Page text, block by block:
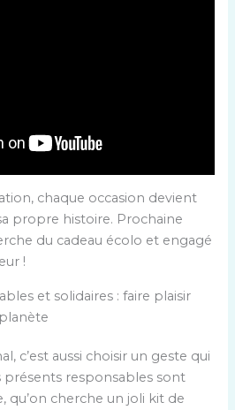
chaque occasion devient
propre histoire. Prochaine
du cadeau écolo et engagé
!
et solidaires : faire plaisir
c’est aussi choisir un geste qui
présents responsables sont
qu’on cherche un joli kit de